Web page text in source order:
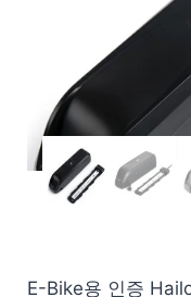
E-Bike용 인증